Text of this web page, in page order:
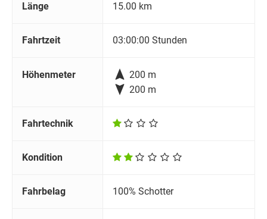
Länge 15.00 km
Fahrtzeit 03:00:00 Stunden
Höhenmeter  200 m
 200 m
Fahrtechnik
Kondition
Fahrbelag 100% Schotter